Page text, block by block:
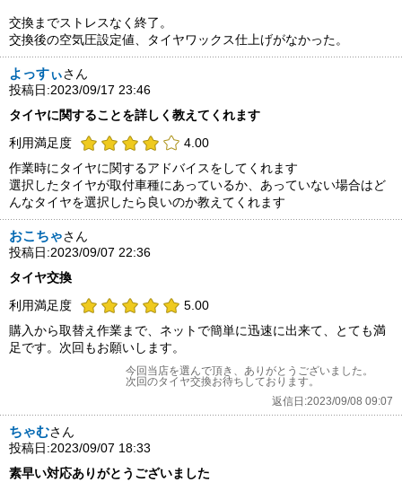
交換までストレスなく終了。
交換後の空気圧設定値、タイヤワックス仕上げがなかった。
よっすぃさん
投稿日:2023/09/17 23:46
タイヤに関することを詳しく教えてくれます
利用満足度
4.00
作業時にタイヤに関するアドバイスをしてくれます
選択したタイヤが取付車種にあっているか、あっていない場合はど
んなタイヤを選択したら良いのか教えてくれます
おこちゃさん
投稿日:2023/09/07 22:36
タイヤ交換
利用満足度
5.00
購入から取替え作業まで、ネットで簡単に迅速に出来て、とても満
足です。次回もお願いします。
今回当店を選んで頂き、ありがとうございました。
次回のタイヤ交換お待ちしております。
返信日:2023/09/08 09:07
ちゃむさん
投稿日:2023/09/07 18:33
素早い対応ありがとうございました